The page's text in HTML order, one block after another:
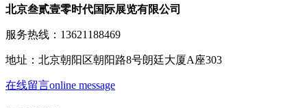
北京叁贰壹零时代国际展览有限公司
服务热线：13621188469
地址：北京朝阳区朝阳路8号朗廷大厦A座303
在线留言online message